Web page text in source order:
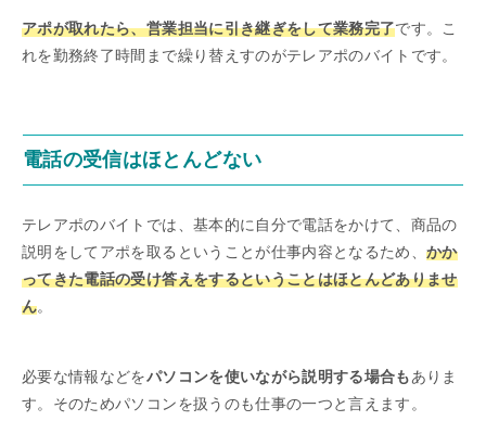
アポが取れたら、営業担当に引き継ぎをして業務完了です。こ
れを勤務終了時間まで繰り替えすのがテレアポのバイトです。
電話の受信はほとんどない
テレアポのバイトでは、基本的に自分で電話をかけて、商品の
説明をしてアポを取るということが仕事内容となるため、かか
ってきた電話の受け答えをするということはほとんどありませ
ん。
必要な情報などをパソコンを使いながら説明する場合もありま
す。そのためパソコンを扱うのも仕事の一つと言えます。